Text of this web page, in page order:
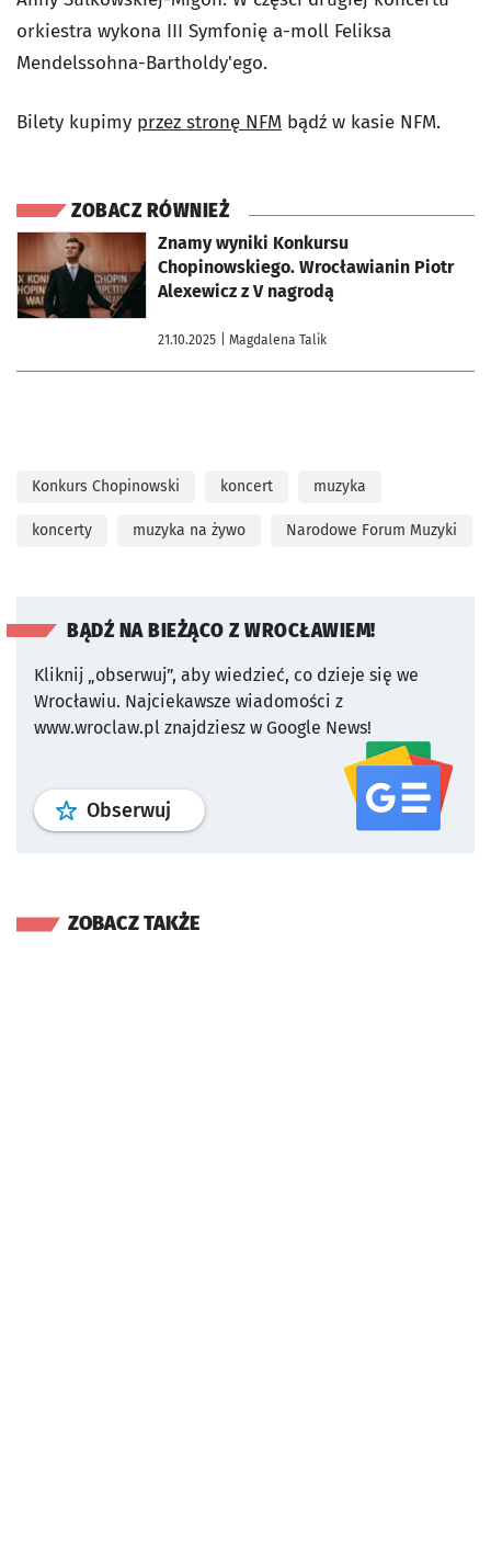
orkiestra wykona III Symfonię a-moll Feliksa
Mendelssohna-Bartholdy'ego.
Bilety kupimy przez stronę NFM bądź w kasie NFM.
ZOBACZ RÓWNIEŻ
Znamy wyniki Konkursu
Chopinowskiego. Wrocławianin Piotr
Alexewicz z V nagrodą
21.10.2025 | Magdalena Talik
otworzy się w nowej karcie
Konkurs Chopinowski koncert muzyka
koncerty muzyka na żywo Narodowe Forum Muzyki
BĄDŹ NA BIEŻĄCO Z WROCŁAWIEM!
Kliknij „obserwuj”, aby wiedzieć, co dzieje się we
Wrocławiu. Najciekawsze wiadomości z
www.wroclaw.pl znajdziesz w Google News!
Obserwuj profil serwisu
ZOBACZ TAKŻE